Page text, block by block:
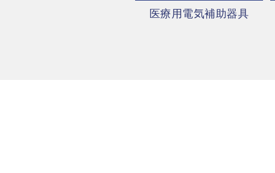
医療用電気補助器具